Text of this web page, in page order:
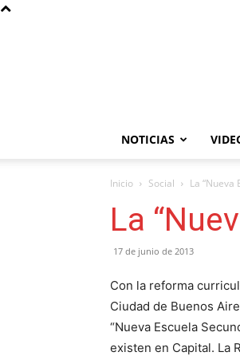
NOTICIAS
Inicio Social La “Nueva
La
17 de junio de 2013
Con la reforma
Ciudad de Buenos
“Nueva Escuela
existen en Capital. La